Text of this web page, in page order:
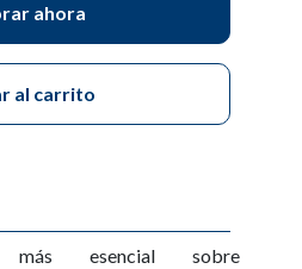
ahora
al carrito
más esencial sobre